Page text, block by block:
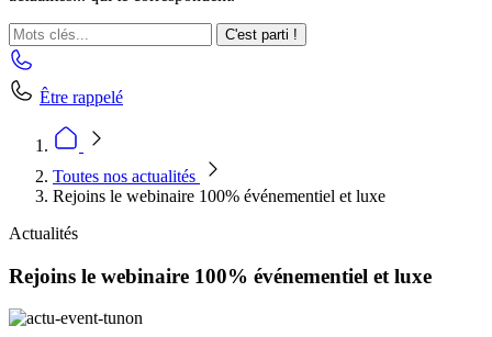
C'est parti !
Être rappelé
Toutes nos actualités
Rejoins le webinaire 100% événementiel et luxe
Actualités
Rejoins le webinaire 100% événementiel et luxe